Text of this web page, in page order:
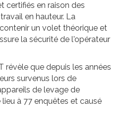
certifiés en raison des
en hauteur. La
un volet théorique et
la sécurité de l'opérateur
révèle que depuis les années
survenus lors de
de levage de
à 77 enquêtes et causé